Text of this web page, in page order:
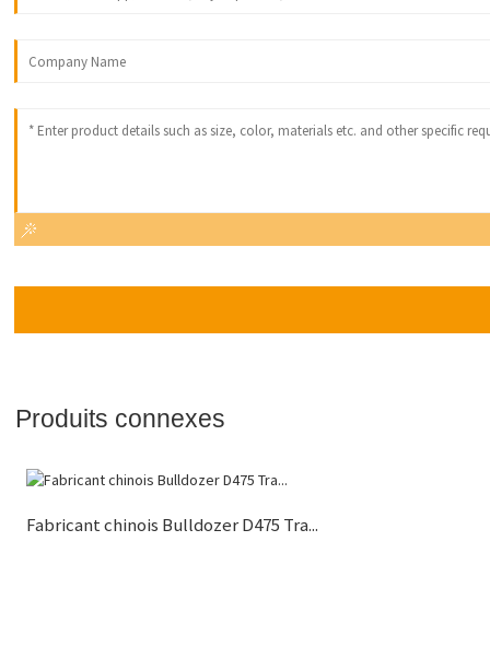
Produits connexes
Fabricant chinois Bulldozer D475 Tra...